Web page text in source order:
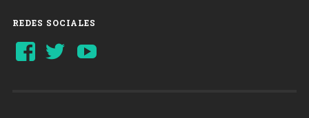
REDES SOCIALES
Ver
perfil
Ver
perfil